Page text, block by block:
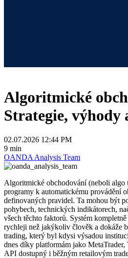
Algoritmické
Strategie,
02.07.2026 12:44 PM
9 min
OANDA Analysis Team
Algoritmické obchodování (neboli algo
programy k automatickému provádění
definovaných pravidel. Ta mohou být
pohybech, technických indikátorech,
všech těchto faktorů. Systém
rychleji než jakýkoliv člověk a dokáže
trading, který byl kdysi výsadou
dnes díky platformám jako
API dostupný i běžným retailovým